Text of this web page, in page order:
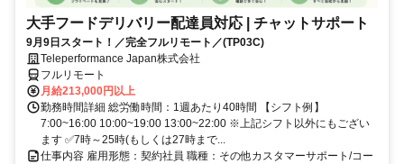
大手フードデリバリー配達員対応 | チャットサポート
9月9日スタート！／完全フルリモート／(TP03C)
Teleperformance Japan株式会社
フルリモート
月給213,000円以上
勤務時間詳細 総労働時間：1週あたり40時間 【シフト例】
7:00~16:00 10:00~19:00 13:00~22:00 ※上記シフト以外にもござい
ます ✅7時～25時(もしくは27時まで...
仕事内容 雇用形態：契約社員 職種：その他カスタマーサポート/コー